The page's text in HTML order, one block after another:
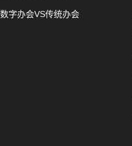
数字办会VS传统办会